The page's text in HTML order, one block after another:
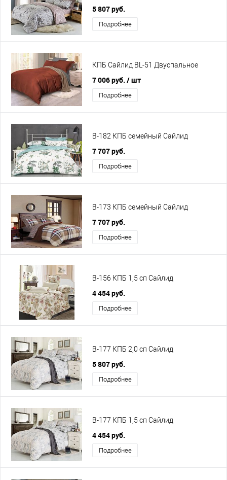
5 807 руб.
Подробнее
КПБ Сайлид BL-51 Двуспальное
7 006 руб. / шт
Подробнее
B-182 КПБ семейный Сайлид
7 707 руб.
Подробнее
B-173 КПБ семейный Сайлид
7 707 руб.
Подробнее
B-156 КПБ 1,5 сп Сайлид
4 454 руб.
Подробнее
B-177 КПБ 2,0 сп Сайлид
5 807 руб.
Подробнее
B-177 КПБ 1,5 сп Сайлид
4 454 руб.
Подробнее